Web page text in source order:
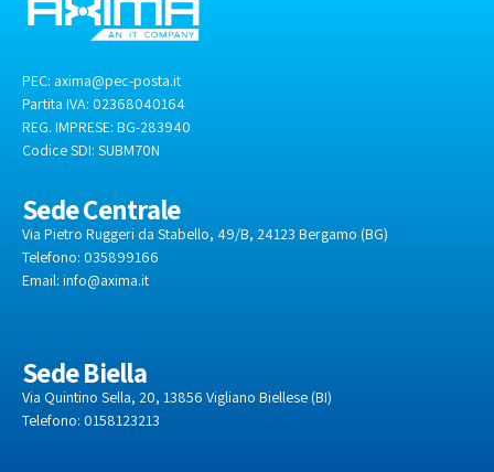
PEC: axima@pec-posta.it
Partita IVA: 02368040164
REG. IMPRESE: BG-283940
Codice SDI: SUBM70N
Sede Centrale
Via Pietro Ruggeri da Stabello, 49/B, 24123 Bergamo (BG)
Telefono: 035899166
Email: info@axima.it
Sede Biella
Via Quintino Sella, 20, 13856 Vigliano Biellese (BI)
Telefono: 0158123213